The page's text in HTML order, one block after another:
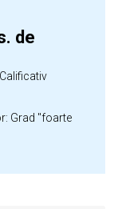
de
Grad "foarte